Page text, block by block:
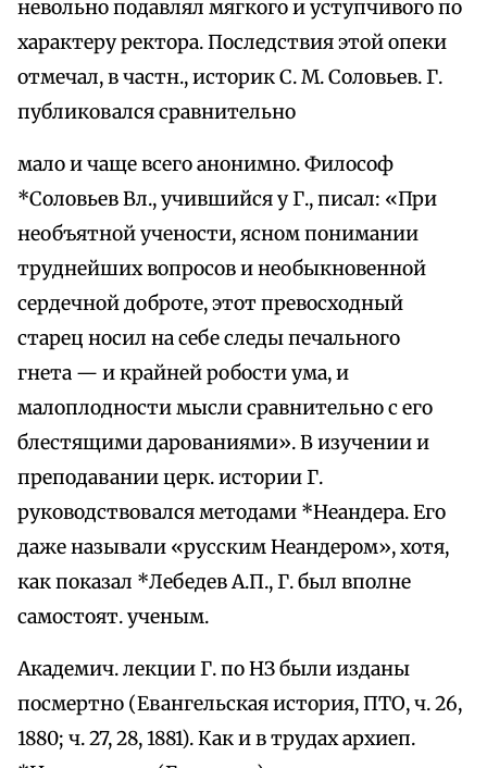
невольно подавлял мягкого и уступчивого по
характеру ректора. Последствия этой опеки
отмечал, в частн., историк С. М. Соловьев. Г.
публиковался сравнительно
мало и чаще всего анонимно. Философ
*Соловьев Вл., учившийся у Г., писал: «При
необъятной учености, ясном понимании
труднейших вопросов и необыкновенной
сердечной доброте, этот превосходный
старец носил на себе следы печального
гнета — и крайней робости ума, и
малоплодности мысли сравнительно с его
блестящими дарованиями». В изучении и
преподавании церк. истории Г.
руководствовался методами *Неандера. Его
даже называли «русским Неандером», хотя,
как показал *Лебедев А.П., Г. был вполне
самостоят. ученым.
Академич. лекции Г. по НЗ были изданы
посмертно (Евангельская история, ПТО, ч. 26,
1880; ч. 27, 28, 1881). Как и в трудах архиеп.